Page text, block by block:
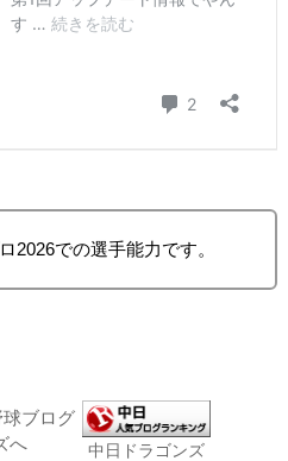
2026での選手能力です。
中日ドラゴンズ